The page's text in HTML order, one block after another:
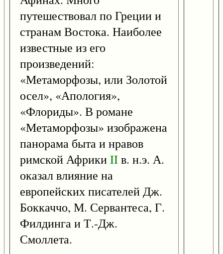
путешествовал по Греции и
странам Востока. Наиболее
известные из его
произведений:
«Метаморфозы, или Золотой
осел», «Апология»,
«Флориды». В романе
«Метаморфозы» изображена
панорама быта и нравов
римской АфрикиIIв. н.э. А.
оказал влияние на
европейских писателей Дж.
Боккаччо, М. Сервантеса, Г.
Филдинга и Т.-Дж.
Смоллета.